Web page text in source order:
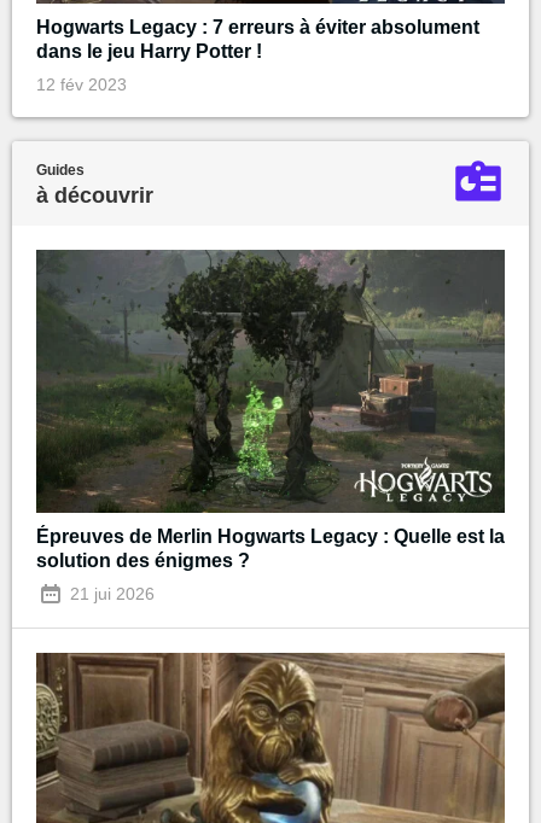
Hogwarts Legacy : 7 erreurs à éviter absolument
dans le jeu Harry Potter !
12 fév 2023
Guides
à découvrir
Épreuves de Merlin Hogwarts Legacy : Quelle est la
solution des énigmes ?
21 jui 2026